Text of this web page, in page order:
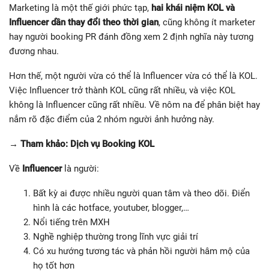
Marketing là một thế giới phức tạp, hai khái niệm KOL và
Influencer dần thay đổi theo thời gian, cũng không ít marketer
hay người booking PR đánh đồng xem 2 định nghĩa này tương
đương nhau.
Hơn thế, một người vừa có thể là Influencer vừa có thể là KOL.
Việc Influencer trở thành KOL cũng rất nhiều, và việc KOL
không là Influencer cũng rất nhiều. Về nôm na để phân biệt hay
nắm rõ đặc điểm của 2 nhóm người ảnh hưởng này.
→ Tham khảo: Dịch vụ Booking KOL
Về Influencer là người:
Bất kỳ ai được nhiều người quan tâm và theo dõi. Điển
hình là các hotface, youtuber, blogger,…
Nổi tiếng trên MXH
Nghề nghiệp thường trong lĩnh vực giải trí
Có xu hướng tương tác và phản hồi người hâm mộ của
họ tốt hơn